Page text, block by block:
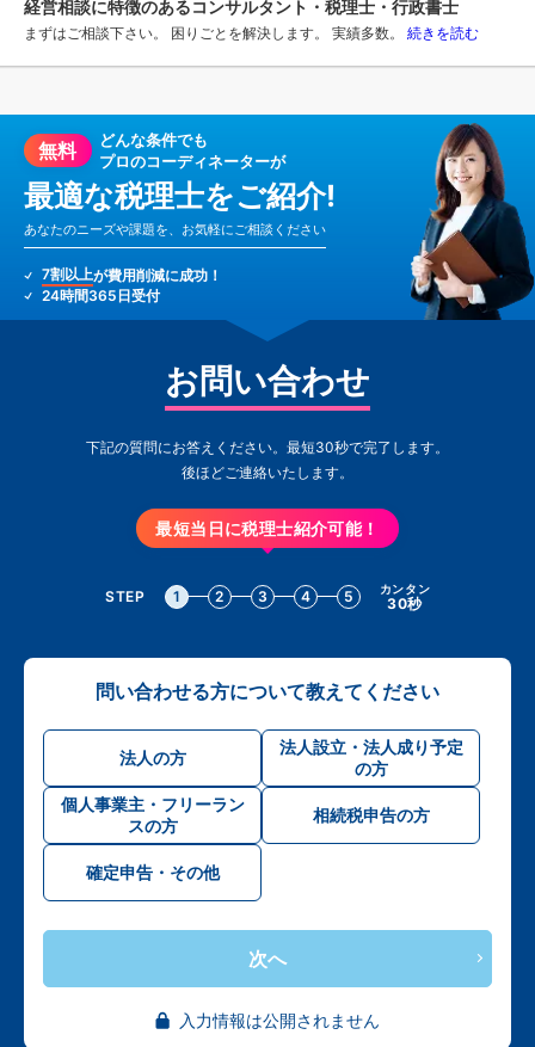
経営相談に特徴のあるコンサルタント・税理士・行政書士
まずはご相談下さい。 困りごとを解決します。 実績多数。 続きを読む
無料
どんな条件でも
プロのコーディネーターが
最適な税理士をご紹介!
あなたのニーズや課題を、お気軽にご相談ください
7割以上が費用削減に成功！
24時間365日受付
お問い合わせ
下記の質問にお答えください。最短30秒で完了します。
後ほどご連絡いたします。
最短当日に税理士紹介可能！
STEP 1 2 3 4 5 カンタン
30秒
問い合わせる方について教えてください
法人の方
法人設立・法人成り予定
の方
個人事業主・フリーラン
スの方
相続税申告の方
確定申告・その他
次へ
入力情報は公開されません